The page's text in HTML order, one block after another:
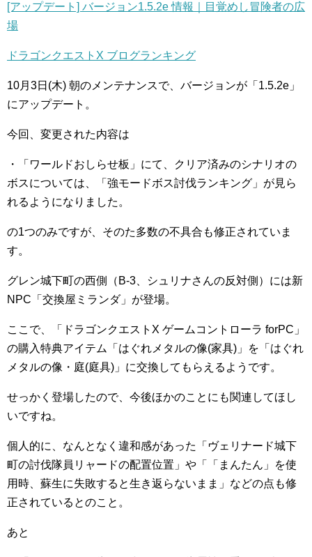
[アップデート] バージョン1.5.2e 情報｜目覚めし冒険者の広
場
ドラゴンクエストX ブログランキング
10月3日(木) 朝のメンテナンスで、バージョンが「1.5.2e」
にアップデート。
今回、変更された内容は
・「ワールドおしらせ板」にて、クリア済みのシナリオの
ボスについては、「強モードボス討伐ランキング」が見ら
れるようになりました。
の1つのみですが、そのた多数の不具合も修正されていま
す。
グレン城下町の西側（B-3、シュリナさんの反対側）には新
NPC「交換屋ミランダ」が登場。
ここで、「ドラゴンクエストX ゲームコントローラ forPC」
の購入特典アイテム「はぐれメタルの像(家具)」を「はぐれ
メタルの像・庭(庭具)」に交換してもらえるようです。
せっかく登場したので、今後ほかのことにも関連してほし
いですね。
個人的に、なんとなく違和感があった「ヴェリナード城下
町の討伐隊員リャードの配置位置」や「「まんたん」を使
用時、蘇生に失敗すると生き返らないまま」などの点も修
正されているとのこと。
あと